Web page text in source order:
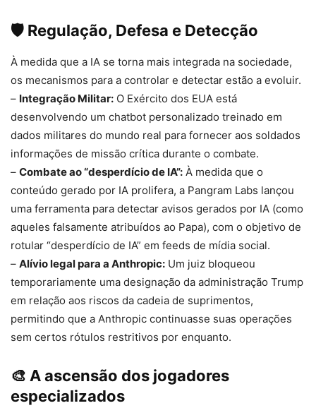
🛡️ Regulação, Defesa e Detecção
À medida que a IA se torna mais integrada na sociedade,
os mecanismos para a controlar e detectar estão a evoluir.
– Integração Militar: O Exército dos EUA está
desenvolvendo um chatbot personalizado treinado em
dados militares do mundo real para fornecer aos soldados
informações de missão crítica durante o combate.
– Combate ao “desperdício de IA”: À medida que o
conteúdo gerado por IA prolifera, a Pangram Labs lançou
uma ferramenta para detectar avisos gerados por IA (como
aqueles falsamente atribuídos ao Papa), com o objetivo de
rotular “desperdício de IA” em feeds de mídia social.
– Alívio legal para a Anthropic: Um juiz bloqueou
temporariamente uma designação da administração Trump
em relação aos riscos da cadeia de suprimentos,
permitindo que a Anthropic continuasse suas operações
sem certos rótulos restritivos por enquanto.
🎨 A ascensão dos jogadores
especializados